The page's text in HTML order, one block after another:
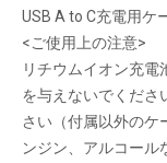
USB A to C充電用ケ
<ご使用上の注意>
リチウムイオン充
を与えないでくださ
さい（付属以外のケ
ンジン、アルコール